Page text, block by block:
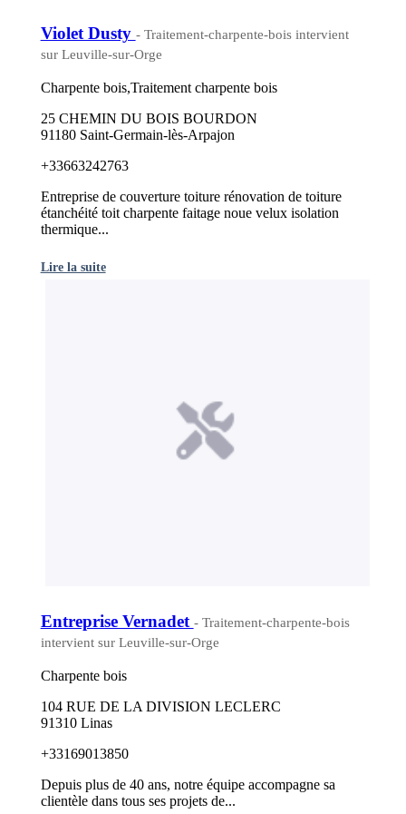
Violet Dusty - Traitement-charpente-bois intervient
sur Leuville-sur-Orge
Charpente bois,Traitement charpente bois
25 CHEMIN DU BOIS BOURDON
91180 Saint-Germain-lès-Arpajon
+33663242763
Entreprise de couverture toiture rénovation de toiture
étanchéité toit charpente faitage noue velux isolation
thermique...
Lire la suite
Entreprise Vernadet - Traitement-charpente-bois
intervient sur Leuville-sur-Orge
Charpente bois
104 RUE DE LA DIVISION LECLERC
91310 Linas
+33169013850
Depuis plus de 40 ans, notre équipe accompagne sa
clientèle dans tous ses projets de...